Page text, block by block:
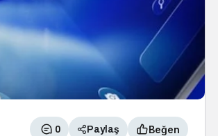
0 Paylaş Beğen